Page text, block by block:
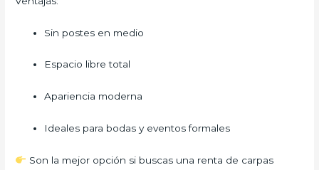
Sin postes en medio
Espacio libre total
Apariencia moderna
Ideales para bodas y eventos formales
Son la mejor opción si buscas una renta de carpas